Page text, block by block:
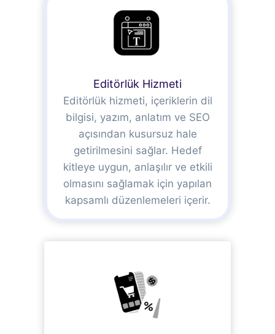
Editörlük Hizmeti
Editörlük hizmeti, içeriklerin dil
bilgisi, yazım, anlatım ve SEO
açısından kusursuz hale
getirilmesini sağlar. Hedef
kitleye uygun, anlaşılır ve etkili
olmasını sağlamak için yapılan
kapsamlı düzenlemeleri içerir.